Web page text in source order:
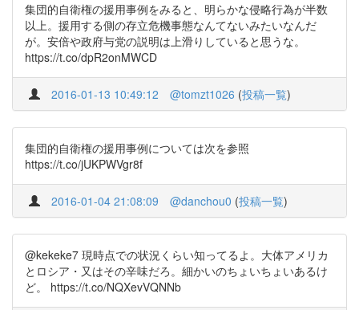
集団的自衛権の援用事例をみると、明らかな侵略行為が半数
以上。援用する側の存立危機事態なんてないみたいなんだ
が。安倍や政府与党の説明は上滑りしていると思うな。
https://t.co/dpR2onMWCD
2016-01-13 10:49:12 @tomzt1026 (投稿一覧)
集団的自衛権の援用事例については次を参照
https://t.co/jUKPWVgr8f
2016-01-04 21:08:09 @danchou0 (投稿一覧)
@kekeke7 現時点での状況くらい知ってるよ。大体アメリカ
とロシア・又はその辛味だろ。細かいのちょいちょいあるけ
ど。 https://t.co/NQXevVQNNb